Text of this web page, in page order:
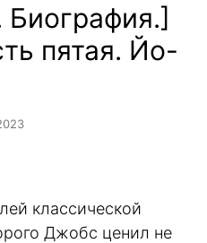
пятая. Йо-
классической
Джобс ценил не